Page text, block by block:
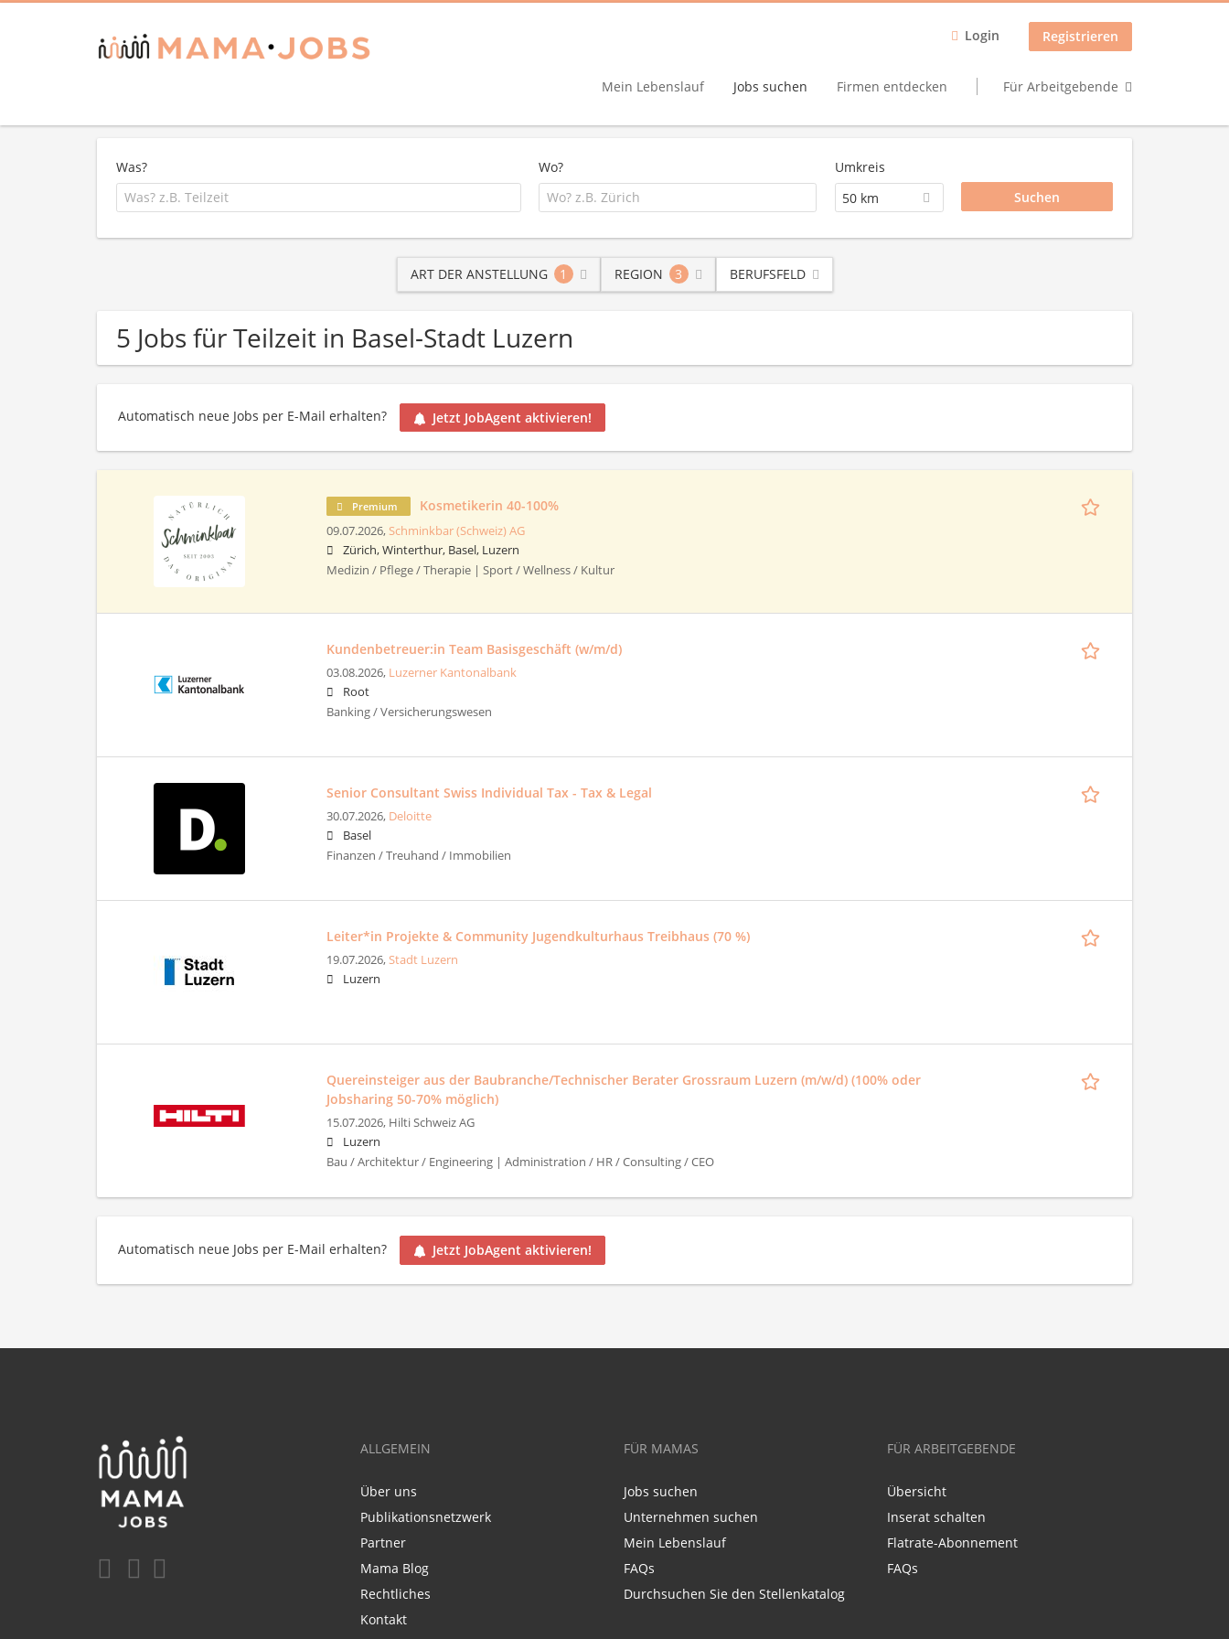
Login Registrieren
Mein Lebenslauf Jobs suchen Firmen entdecken Für Arbeitgebende
Was? Wo?
Umkreis
50 km
ART DER ANSTELLUNG 1 REGION 3 BERUFSFELD
5 Jobs für Teilzeit in Basel-Stadt Luzern
Automatisch neue Jobs per E-Mail erhalten? Jetzt JobAgent aktivieren!
Premium Kosmetikerin 40-100%
09.07.2026, Schminkbar (Schweiz) AG
Zürich, Winterthur, Basel, Luzern
Medizin / Pflege / Therapie | Sport / Wellness / Kultur
Kundenbetreuer:in Team Basisgeschäft (w/m/d)
03.08.2026, Luzerner Kantonalbank
Root
Banking / Versicherungswesen
Senior Consultant Swiss Individual Tax - Tax & Legal
30.07.2026, Deloitte
Basel
Finanzen / Treuhand / Immobilien
Leiter*in Projekte & Community Jugendkulturhaus Treibhaus (70 %)
19.07.2026,Stadt Luzern
Luzern
Quereinsteiger aus der Baubranche/Technischer Berater Grossraum Luzern (m/w/d) (100% oder
Jobsharing 50-70% möglich)
15.07.2026, Hilti Schweiz AG
Luzern
Bau / Architektur / Engineering | Administration / HR / Consulting / CEO
Automatisch neue Jobs per E-Mail erhalten? Jetzt JobAgent aktivieren!
ALLGEMEIN
Über uns
Publikationsnetzwerk
Partner
Mama Blog
Rechtliches
Kontakt
FÜR MAMAS
Jobs suchen
Unternehmen suchen
Mein Lebenslauf
FAQs
Durchsuchen Sie den Stellenkatalog
FÜR ARBEITGEBENDE
Übersicht
Inserat schalten
Flatrate-Abonnement
FAQs